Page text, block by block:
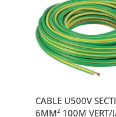
CABLE U500V
6MM² 100M VERT/